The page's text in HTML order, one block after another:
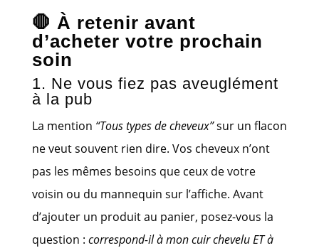
🛑 À retenir avant
d’acheter votre prochain
soin
1. Ne vous fiez pas aveuglément
à la pub
La mention “Tous types de cheveux”sur un flacon
ne veut souvent rien dire. Vos cheveux n’ont
pas les mêmes besoins que ceux de votre
voisin ou du mannequin sur l’affiche. Avant
d’ajouter un produit au panier, posez-vous la
question : correspond-il à mon cuir chevelu ET à